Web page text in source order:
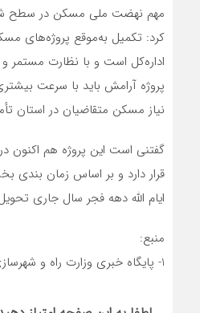
مهم نهضت ملی مسکن در سطح
کرد: تکمیل به‌موقع پروژه‌های
اداره‌کل است و با نظارت مستمر و
پروژه آرامش باید با سرعت
نیاز مسکن متقاضیان در استان
گفتنی است این پروژه هم
قرار دارد و بر اساس زمان بندی
ایام الله دهه فجر سال جاری
منبع:
1- پایگاه خبری وزارت راه و شهرسازی – مسکن و شهرسازی